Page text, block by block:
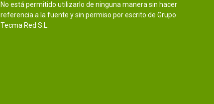
No está permitido utilizarlo de ninguna manera sin hacer
referencia a la fuente y sin permiso por escrito de Grupo
Tecma Red S.L.